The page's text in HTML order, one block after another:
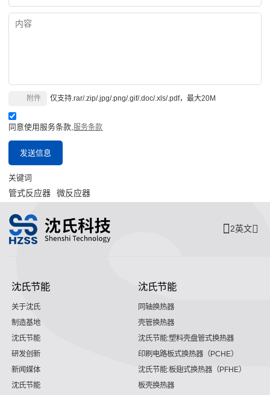
仅支持.rar/.zip/.jpg/.png/.gif/.doc/.xls/.pdf，最大20M
附件
同意使用服务条款, 服务条款
发送信息
关键词
管式反应器 微反应器
2英文
沈氏节能
关于沈氏
制造基地
沈氏节能
研发创新
新闻媒体
沈氏节能
沈氏节能
同轴换热器
壳管换热器
沈氏节能:塑料壳盘管式换热器
印刷电路板式换热器（PCHE）
沈氏节能:板翅式换热器（PFHE）
板壳换热器